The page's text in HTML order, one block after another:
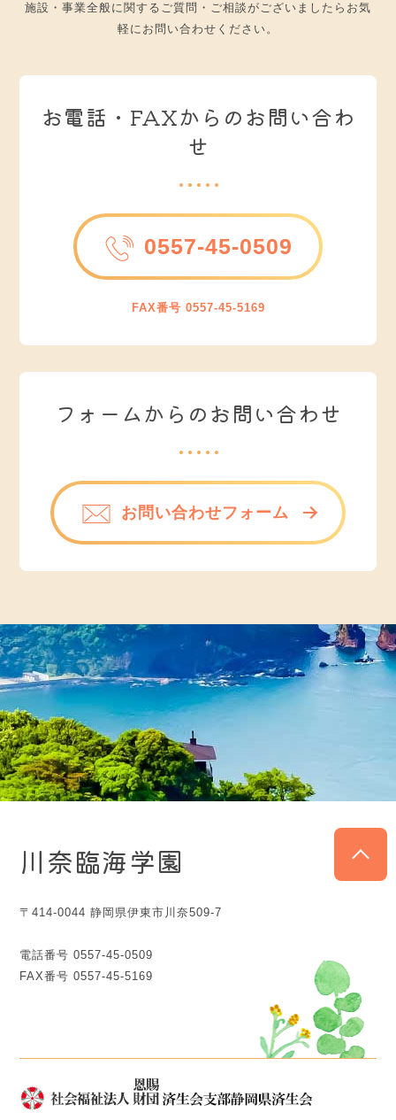
施設・事業全般に関するご質問・ご相談がございましたらお気
軽にお問い合わせください。
お電話・FAXからのお問い合わ
せ
0557-45-0509
FAX番号 0557-45-5169
フォームからのお問い合わせ
お問い合わせフォーム
川奈臨海学園
〒414-0044 静岡県伊東市川奈509-7
電話番号 0557-45-0509
FAX番号 0557-45-5169